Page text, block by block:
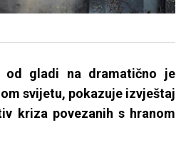
gladi na dramatično je
svijetu, pokazuje izvještaj
kriza povezanih s hranom